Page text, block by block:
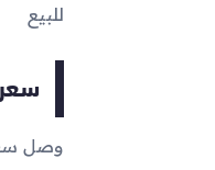
للبيع
وصل